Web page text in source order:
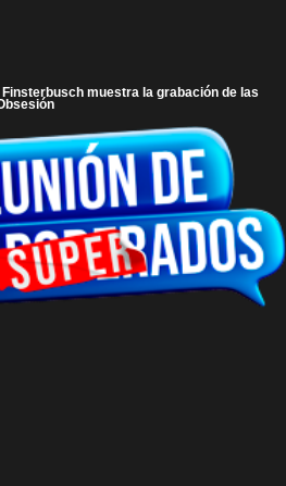
muestra la grabación de las